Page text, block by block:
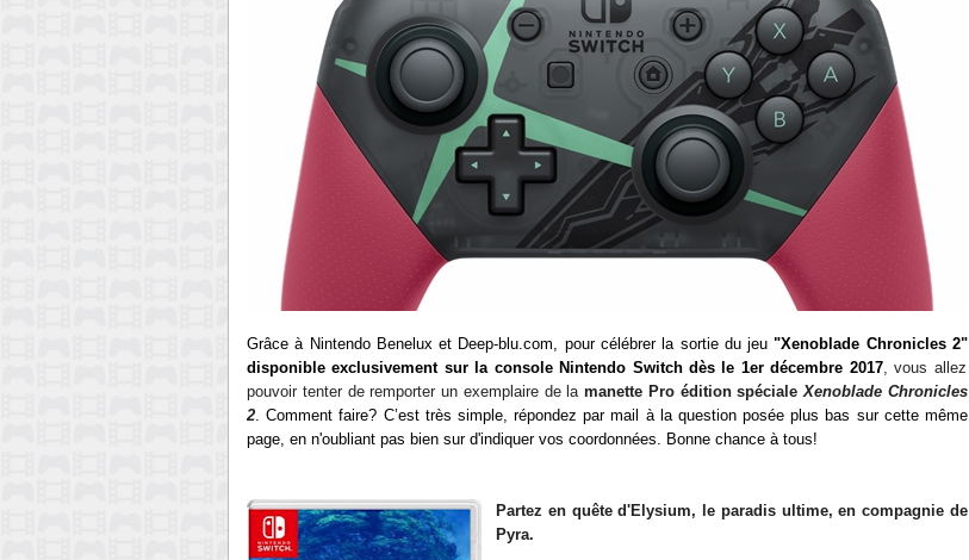
Grâce à Nintendo Beneluxet Deep-blu.com, pour célébrer la sortie du jeu"Xenoblade Chronicles 2"
disponibleexclusivement sur la console Nintendo Switch dès le 1er décembre 2017, vous allez
pouvoir tenter de remporterun exemplaire de lamanette Pro édition spécialeXenoblade Chronicles
2. Comment faire? C’est très simple, répondez par mail à la question poséeplus bas sur cette même
page, en n'oubliant pas bien sur d'indiquer vos coordonnées. Bonne chance à tous!
Partez en quête d'Elysium, le paradis ultime, en compagnie de
Pyra.